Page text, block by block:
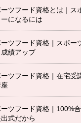
ーツフード資格とは｜ス
ーになるには
ーツフード資格｜スポー
績アップ
ーツフード資格｜在宅受
ーツフード資格｜100%
式だから